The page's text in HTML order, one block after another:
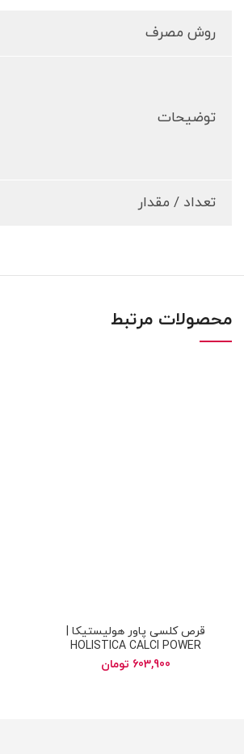
روش مصرف
توضیحات
تعداد / مقدار
محصولات مرتبط
قرص کلسی پاور هولیستیکا |
HOLISTICA CALCI POWER
603,900 تومان